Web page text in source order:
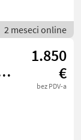
2 meseci online
1.850
€
bez PDV-a